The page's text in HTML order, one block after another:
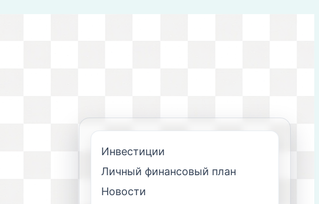
Инвестиции
Личный финансовый план
Новости